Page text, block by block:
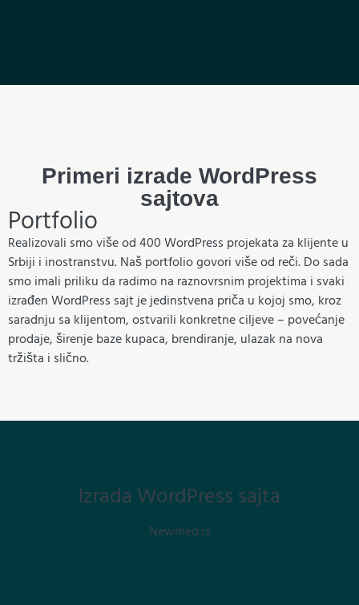
Primeri izrade WordPress
sajtova
Portfolio
Realizovali smo više od 400 WordPress projekata za klijente u
Srbiji i inostranstvu. Naš portfolio govori više od reči. Do sada
smo imali priliku da radimo na raznovrsnim projektima i svaki
izrađen WordPress sajt je jedinstvena priča u kojoj smo, kroz
saradnju sa klijentom, ostvarili konkretne ciljeve – povećanje
prodaje, širenje baze kupaca, brendiranje, ulazak na nova
tržišta i slično.
Izrada WordPress sajta
Newmed.rs